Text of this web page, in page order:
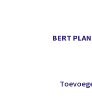
BERT